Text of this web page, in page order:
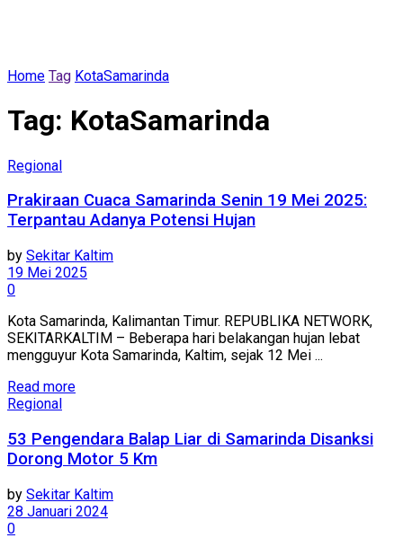
Home Tag KotaSamarinda
Tag: KotaSamarinda
Regional
Prakiraan Cuaca Samarinda Senin 19 Mei 2025:
Terpantau Adanya Potensi Hujan
by Sekitar Kaltim
19 Mei 2025
0
Kota Samarinda, Kalimantan Timur. REPUBLIKA NETWORK,
SEKITARKALTIM – Beberapa hari belakangan hujan lebat
mengguyur Kota Samarinda, Kaltim, sejak 12 Mei ...
Read more
Regional
53 Pengendara Balap Liar di Samarinda Disanksi
Dorong Motor 5 Km
by Sekitar Kaltim
28 Januari 2024
0